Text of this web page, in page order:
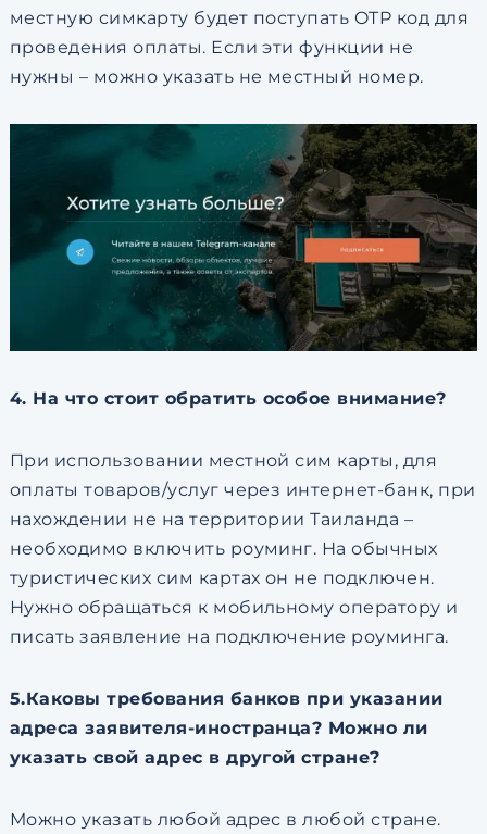
местную симкарту будет поступать OTP код для
проведения оплаты. Если эти функции не
нужны – можно указать не местный номер.
4. На что стоит обратить особое внимание?
При использовании местной сим карты, для
оплаты товаров/услуг через интернет-банк, при
нахождении не на территории Таиланда –
необходимо включить роуминг. На обычных
туристических сим картах он не подключен.
Нужно обращаться к мобильному оператору и
писать заявление на подключение роуминга.
5.Каковы требования банков при указании
адреса заявителя-иностранца? Можно ли
указать свой адрес в другой стране?
Можно указать любой адрес в любой стране.